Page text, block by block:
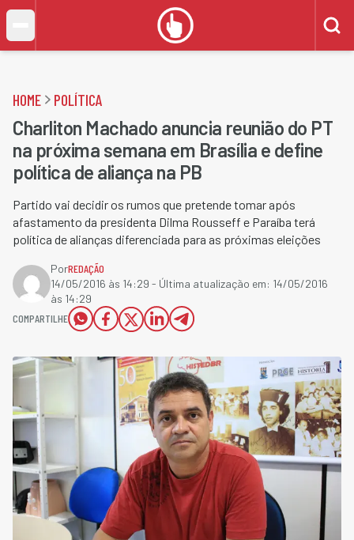
HOME POLÍTICA
Charliton Machado anuncia reunião do PT
na próxima semana em Brasília e define
política de aliança na PB
Partido vai decidir os rumos que pretende tomar após
afastamento da presidenta Dilma Rousseff e Paraíba terá
política de alianças diferenciada para as próximas eleições
PorREDAÇÃO
14/05/2016 às 14:29 - Última atualização em: 14/05/2016
às 14:29
COMPARTILHE